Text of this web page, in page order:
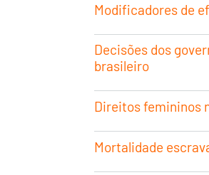
Modificadores de
Decisões dos
brasileiro
Direitos femininos
Mortalidade